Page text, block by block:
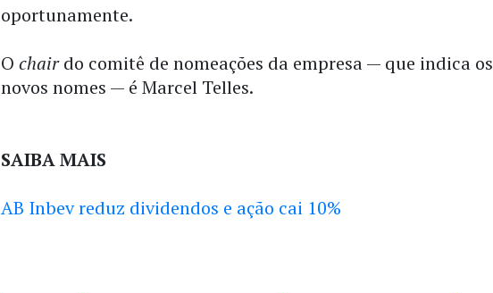
oportunamente.
Ochairdo comitê de nomeações da empresa — que indica os
novos nomes — é Marcel Telles.
SAIBA MAIS
AB Inbev reduz dividendos e ação cai 10%